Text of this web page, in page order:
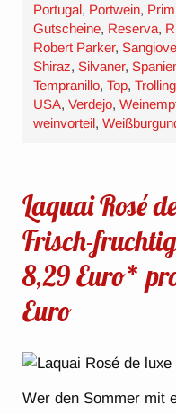
Portugal, Portwein,
Gutscheine, Reserva,
Robert Parker,
Shiraz,Silvaner,
Tempranillo,Top,
USA,Verdejo,
weinvorteil,
Laquai Rosé
Frisch-
8,29 Euro*
Euro
Wer den Sommer mit